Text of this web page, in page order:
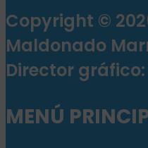
Copyright ©
Maldonado
Director
MENÚ